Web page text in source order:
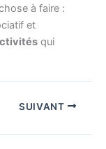
à faire :
et
qui
SUIVANT